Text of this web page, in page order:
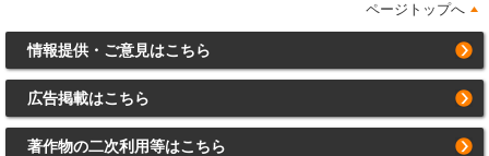
ページトップへ
情報提供・ご意見はこちら
広告掲載はこちら
著作物の二次利用等はこちら